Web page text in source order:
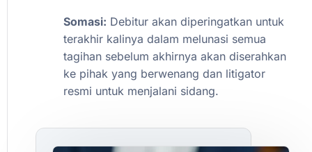
Somasi: Debitur akan diperingatkan untuk
terakhir kalinya dalam melunasi semua
tagihan sebelum akhirnya akan diserahkan
ke pihak yang berwenang dan litigator
resmi untuk menjalani sidang.